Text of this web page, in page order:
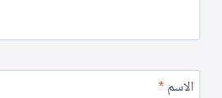
الاسم*